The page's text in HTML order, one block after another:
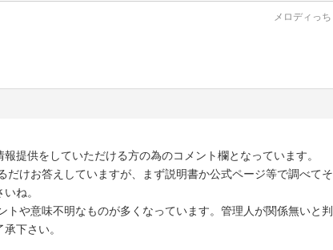
メロディっち
提供をしていただける方の為のコメント欄となっています。
だけお答えしていますが、まず説明書か公式ページ等で調べてそ
ね。
トや意味不明なものが多くなっています。管理人が関係無いと判
下さい。